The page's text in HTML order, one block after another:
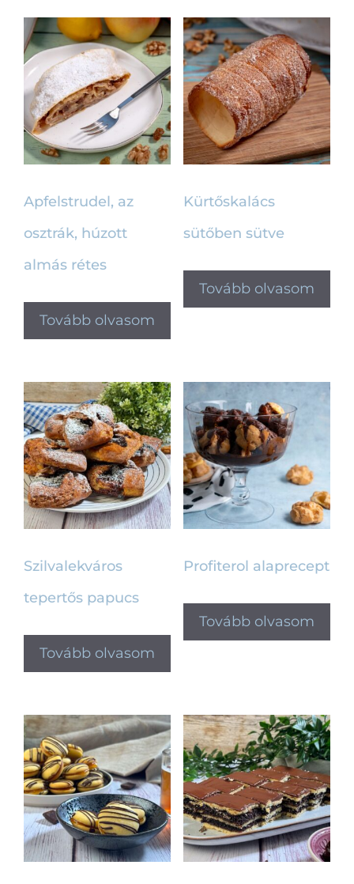
Apfelstrudel, az
osztrák, húzott
almás rétes
Tovább olvasom
Kürtőskalács
sütőben sütve
Tovább olvasom
Szilvalekváros
tepertős papucs
Tovább olvasom
Profiterol alaprecept
Tovább olvasom